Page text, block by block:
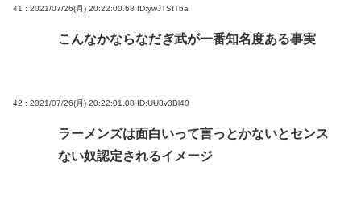
41 : 2021/07/26(月) 20:22:00.68 ID:ywJTStTba
こんなかならなだぎ武が一番知名度ある事実
42 : 2021/07/26(月) 20:22:01.08 ID:UU8v3Bl40
ラーメンズは面白いって言っとかないとセンス
ない奴認定されるイメージ